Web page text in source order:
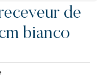
de
bianco